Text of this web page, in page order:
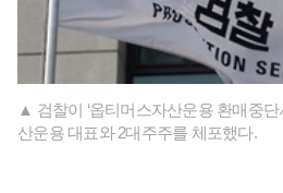
▲ 검찰이 ‘옵티머스자산운용 환매중
산운용 대표와 2대주주를 체포했다.